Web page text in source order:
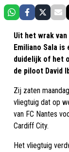
Uit het wrak
Emiliano Sala
duidelijk of het
de piloot David
Zij zaten
vliegtuig dat op
van FC Nantes
Cardiff City.
Het vliegtuig